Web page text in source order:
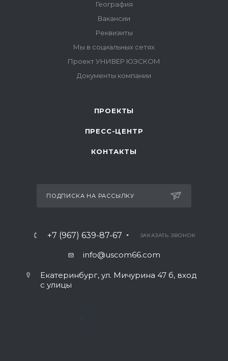
ПРОЕКТЫ
ПРЕСС-ЦЕНТР
КОНТАКТЫ
ПОДПИСКА НА РАССЫЛКУ
+7 (967) 639-87-67 ЗАКАЗАТЬ ЗВОНОК
info@uscom66.com
Екатеринбург, ул. Мичурина 47 б, вход
с улицы
>